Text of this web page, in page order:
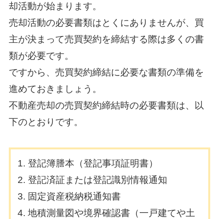
却活動が始まります。
売却活動の必要書類はとくにありませんが、買
主が決まって売買契約を締結する際は多くの書
類が必要です。
ですから、売買契約締結に必要な書類の準備を
進めておきましょう。
不動産売却の売買契約締結時の必要書類は、以
下のとおりです。
登記簿謄本（登記事項証明書）
登記済証または登記識別情報通知
固定資産税納税通知書
地積測量図や境界確認書（一戸建てや土